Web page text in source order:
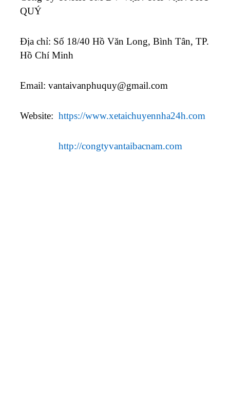
QUÝ
Địa chỉ: Số 18/40 Hồ Văn Long, Bình Tân, TP.
Hồ Chí Minh
Email: vantaivanphuquy@gmail.com
Website: https://www.xetaichuyennha24h.com
http://congtyvantaibacnam.com